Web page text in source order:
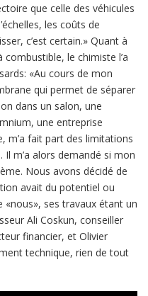
que celle des véhicules
les coûts de
c’est certain.» Quant à
le chimiste l’a
«Au cours de mon
qui permet de séparer
dans un salon, une
une entreprise
m’a fait part des limitations
m’a alors demandé si mon
Nous avons décidé de
avait du potentiel ou
«nous», ses travaux étant un
Ali Coskun, conseiller
financier, et Olivier
technique, rien de tout